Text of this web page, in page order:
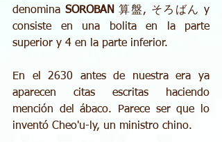
denomina SOROBAN 算盤, そろばん y
consiste en una bolita en la parte
superior y 4 en la parte inferior.
En el 2630 antes de nuestra era ya
aparecen citas escritas haciendo
mención del ábaco. Parece ser que lo
inventó Cheo'u-ly, un ministro chino.